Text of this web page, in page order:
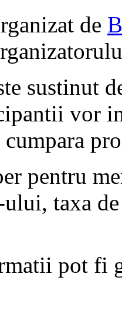
de
sustinut
vor
cumpara
pentru
taxa
pot fi